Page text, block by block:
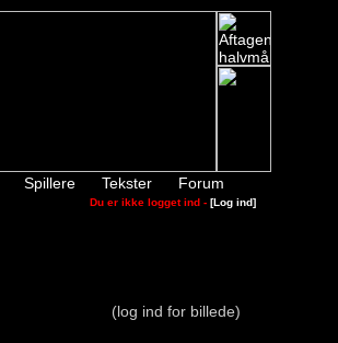
Spillere Tekster Forum
Du er ikke logget ind - [Log ind]
(log ind for billede)